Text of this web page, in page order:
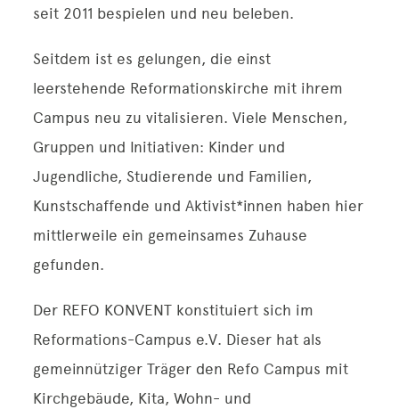
seit 2011 bespielen und neu beleben.
Seitdem ist es gelungen, die einst
leerstehende Reformationskirche mit ihrem
Campus neu zu vitalisieren. Viele Menschen,
Gruppen und Initiativen: Kinder und
Jugendliche, Studierende und Familien,
Kunstschaffende und Aktivist*innen haben hier
mittlerweile ein gemeinsames Zuhause
gefunden.
Der REFO KONVENT konstituiert sich im
Reformations-Campus e.V. Dieser hat als
gemeinnütziger Träger den Refo Campus mit
Kirchgebäude, Kita, Wohn- und